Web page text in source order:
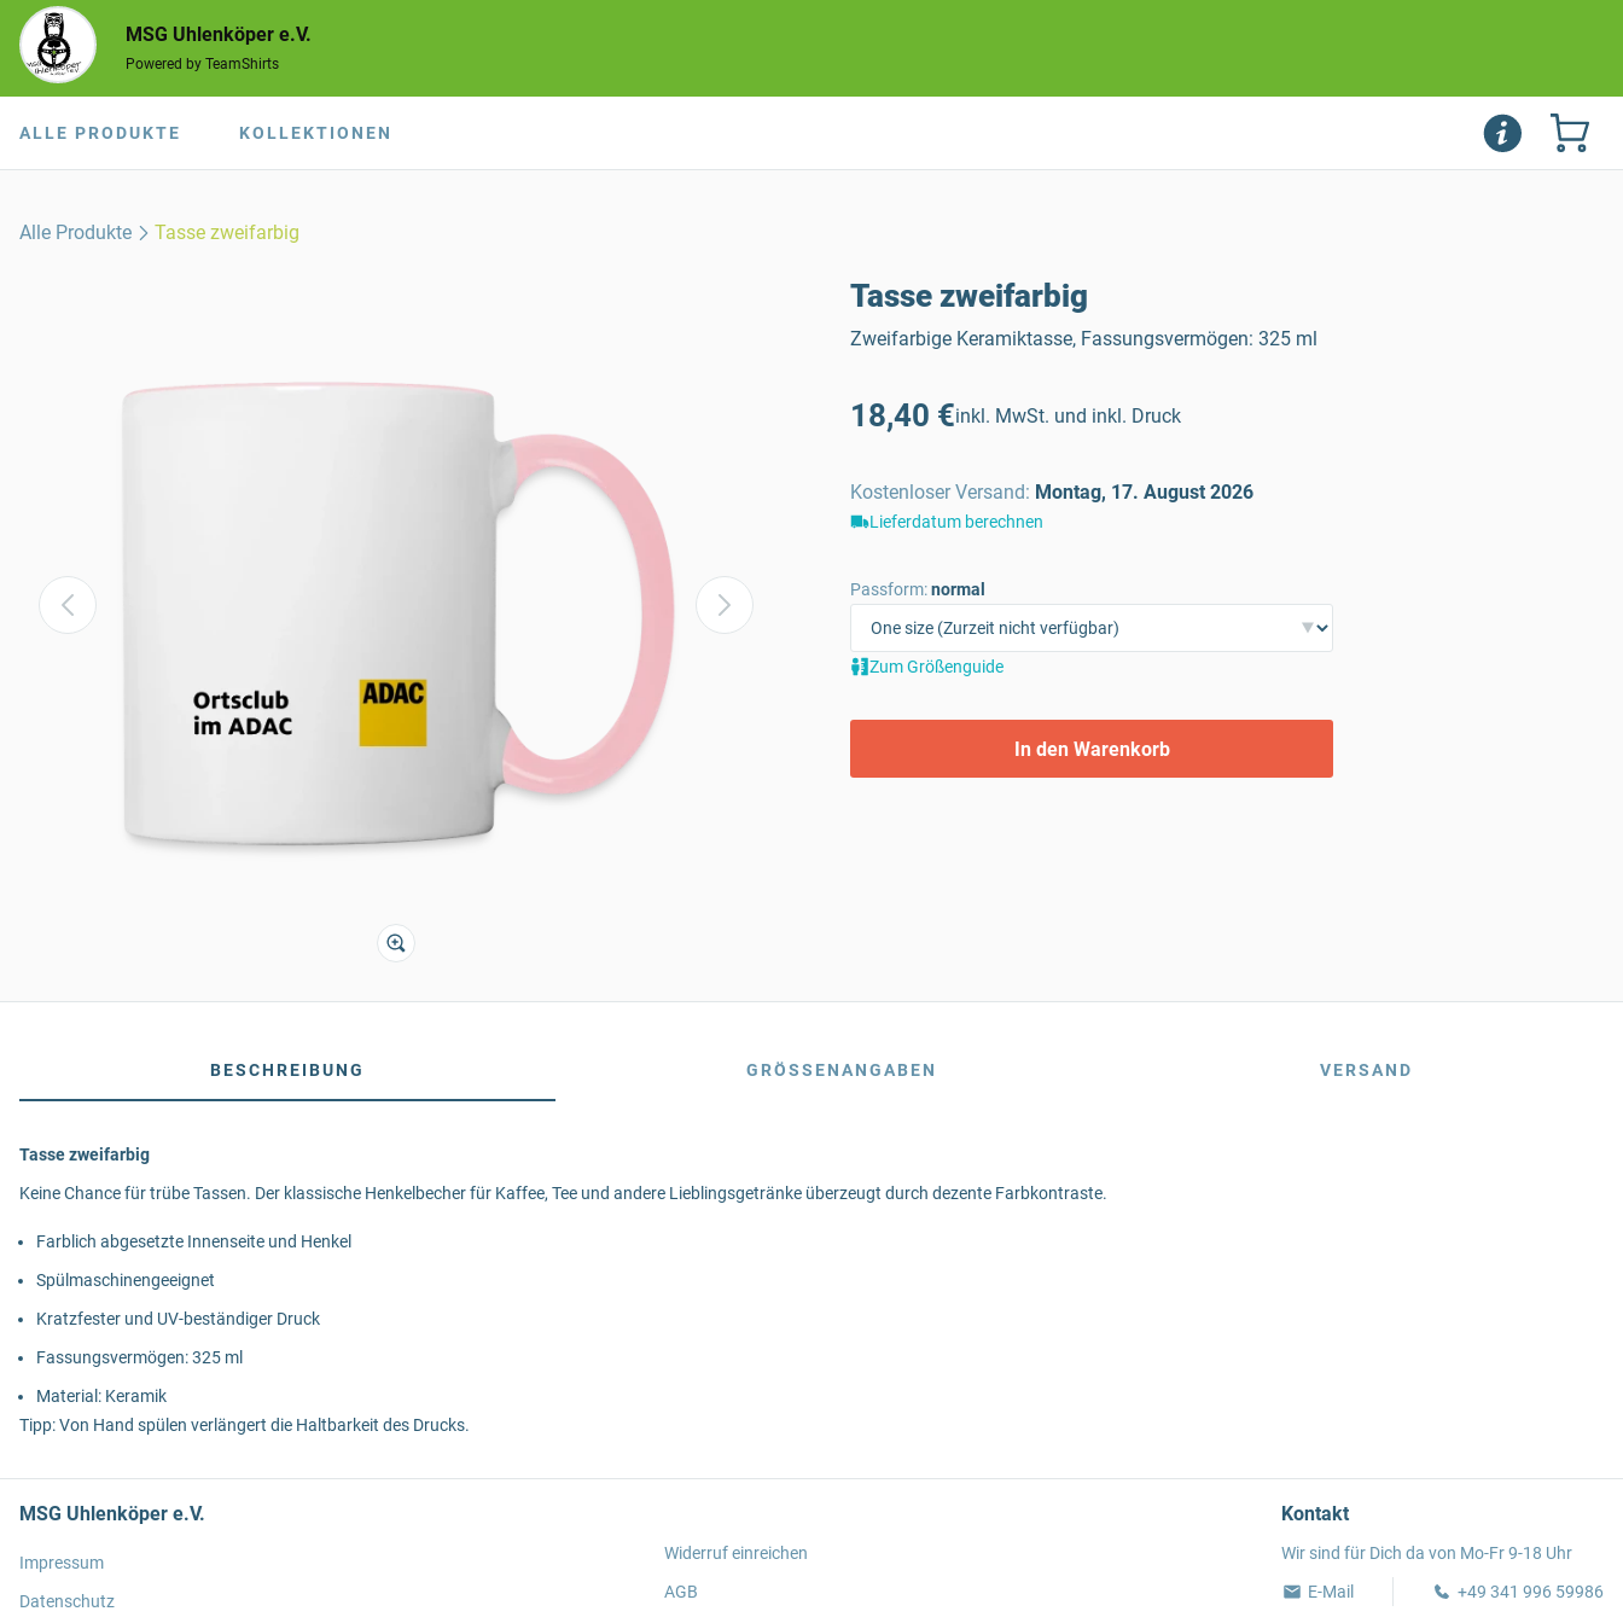
MSG Uhlenköper e.V.
Powered by TeamShirts
ALLE PRODUKTE KOLLEKTIONEN
Alle Produkte Tasse zweifarbig
Tasse zweifarbig
Zweifarbige Keramiktasse, Fassungsvermögen: 325 ml
18,40 €inkl. MwSt. und inkl. Druck
Kostenloser Versand: Montag, 17. August 2026
Lieferdatum berechnen
Passform:normal
Zum Größenguide
In den Warenkorb
BESCHREIBUNG GRÖSSENANGABEN VERSAND
Tasse zweifarbig
Keine Chance für trübe Tassen. Der klassische Henkelbecher für Kaffee, Tee und andere Lieblingsgetränke überzeugt durch dezente Farbkontraste.
Farblich abgesetzte Innenseite und Henkel
Spülmaschinengeeignet
Kratzfester und UV-beständiger Druck
Fassungsvermögen: 325 ml
Material: Keramik
Tipp: Von Hand spülen verlängert die Haltbarkeit des Drucks.
MSG Uhlenköper e.V.
Impressum
Datenschutz
Widerruf einreichen
AGB
Kontakt
Wir sind für Dich da von Mo-Fr 9-18 Uhr
E-Mail
+49 341 996 59986